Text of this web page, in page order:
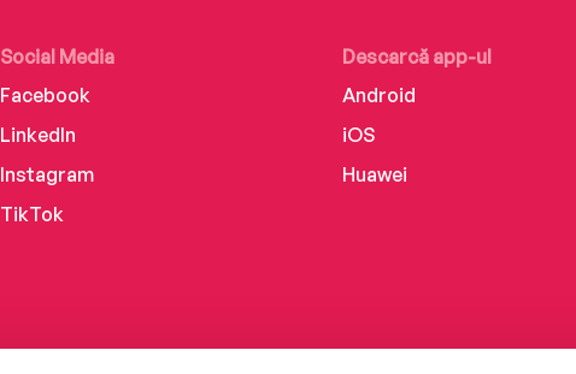
Social Media
Facebook
LinkedIn
Instagram
TikTok
Descarcă app-ul
Android
iOS
Huawei